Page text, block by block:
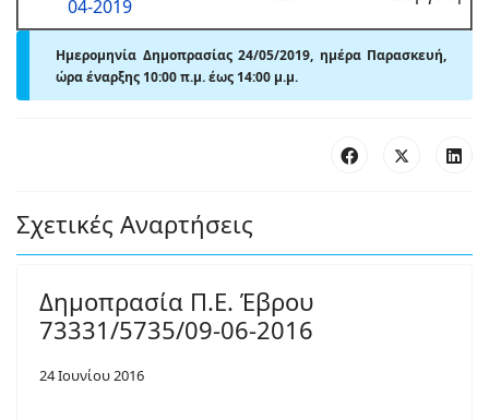
04-2019
Ημερομηνία Δημοπρασίας 24/05/2019, ημέρα Παρασκευή,
ώρα έναρξης 10:00 π.μ. έως 14:00 μ.μ.
Σχετικές Αναρτήσεις
Δημοπρασία Π.Ε. Έβρου
73331/5735/09-06-2016
24 Ιουνίου 2016